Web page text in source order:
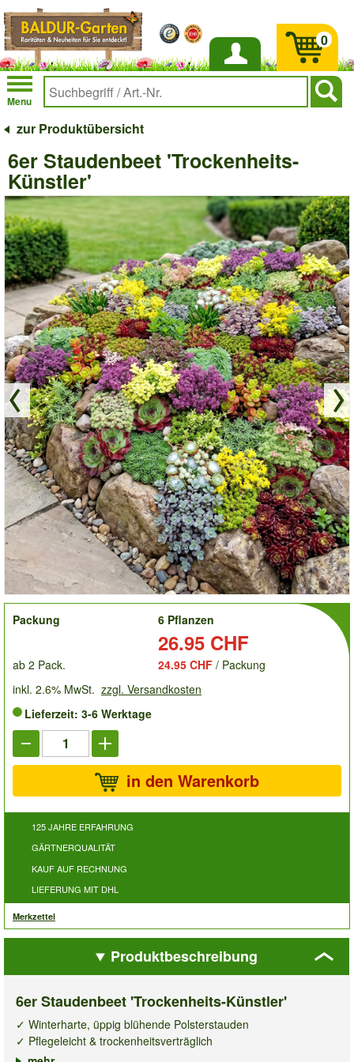
Anmelden
Menu
0
zur Produktübersicht
6er Staudenbeet 'Trockenheits-
Künstler'
order
Packung
6 Pflanzen
26.95 CHF
ab 2 Pack. 24.95 CHF / Packung
inkl. 2.6% MwSt. zzgl. Versandkosten
Lieferzeit: 3-6 Werktage
in den Warenkorb
125 JAHRE ERFAHRUNG
GÄRTNERQUALITÄT
KAUF AUF RECHNUNG
LIEFERUNG MIT DHL
Merkzettel
Produktbeschreibung
6er Staudenbeet 'Trockenheits-Künstler'
✓ Winterharte, üppig blühende Polsterstauden
✓ Pflegeleicht & trockenheitsverträglich
✓ Perfekt für Steingärten & Schalen